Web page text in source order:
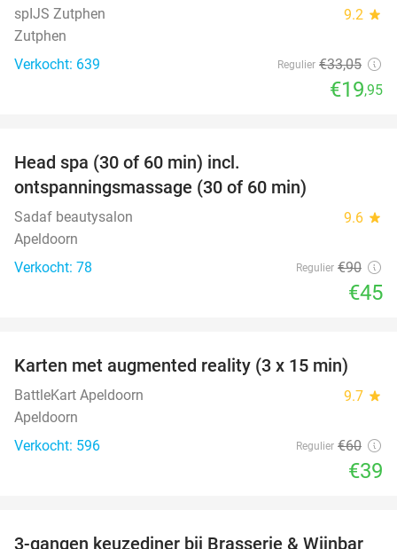
spIJS Zutphen 9.2 star
Zutphen
Verkocht: 639
Regulier €33,05
€19,95
Head spa (30 of 60 min) incl.
ontspanningsmassage (30 of 60 min)
Sadaf beautysalon 9.6 star
Apeldoorn
Verkocht: 78
Regulier €90
€45
35%
Karten met augmented reality (3 x 15 min)
BattleKart Apeldoorn 9.7 star
Apeldoorn
Verkocht: 596
Regulier €60
€39
3-gangen keuzediner bij Brasserie & Wijnbar